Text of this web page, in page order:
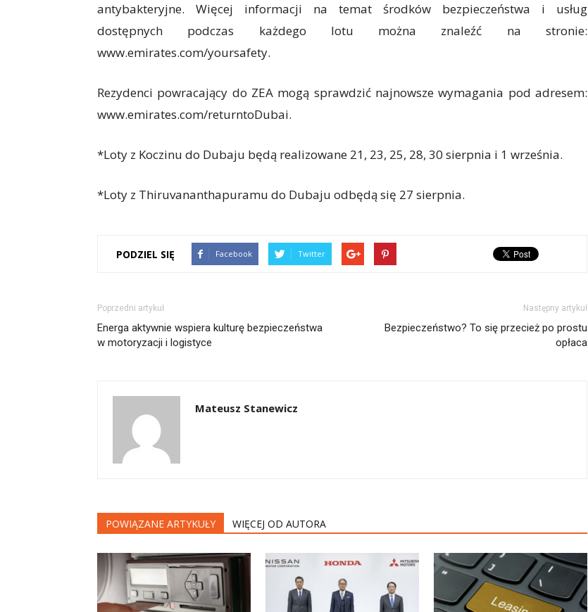
antybakteryjne. Więcej informacji na temat środków bezpieczeństwa i usług
dostępnych podczas każdego lotu można znaleźć na stronie:
www.emirates.com/yoursafety.
Rezydenci powracający do ZEA mogą sprawdzić najnowsze wymagania pod adresem:
www.emirates.com/returntoDubai.
*Loty z Koczinu do Dubaju będą realizowane 21, 23, 25, 28, 30 sierpnia i 1 września.
*Loty z Thiruvananthapuramu do Dubaju odbędą się 27 sierpnia.
PODZIEL SIĘ Facebook Twitter
Poprzedni artykuł
Energa aktywnie wspiera kulturę bezpieczeństwa
w motoryzacji i logistyce
Następny artykuł
Bezpieczeństwo? To się przecież po prostu
opłaca
Mateusz Stanewicz
POWIĄZANE ARTYKUŁY WIĘCEJ OD AUTORA